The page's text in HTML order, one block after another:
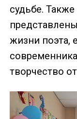
судьбе.
жизни поэта,
творчество